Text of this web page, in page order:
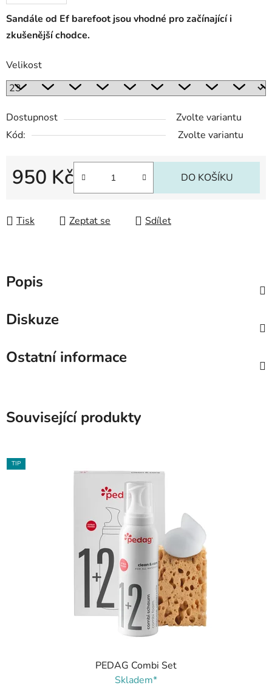
Sandále od Ef barefoot jsou vhodné pro začínající i
zkušenější chodce.
Velikost
Dostupnost
Zvolte variantu
Kód:
Zvolte variantu
950 Kč DO KOŠÍKU
Tisk Zeptat se Sdílet
Popis
Diskuze
Ostatní informace
Související produkty
TIP
PEDAG Combi Set
Skladem*